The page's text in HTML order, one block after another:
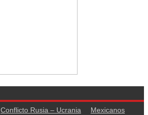
Conflicto Rusia – Ucrania
Mexicanos